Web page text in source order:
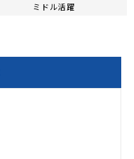
ミドル活躍